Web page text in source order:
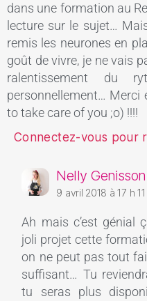
dans une formation au
lecture sur le sujet…
remis les neurones en
goût de vivre, je ne vais
ralentissement du
personnellement… Merci
to take care of you ;o) !!!!
Connectez-vous pour
Nelly Genisson
9 avril 2018 à 17 h
Ah mais c’est génial
joli projet cette
on ne peut pas tout
suffisant… Tu
tu seras plus